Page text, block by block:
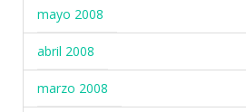
mayo 2008
abril 2008
marzo 2008